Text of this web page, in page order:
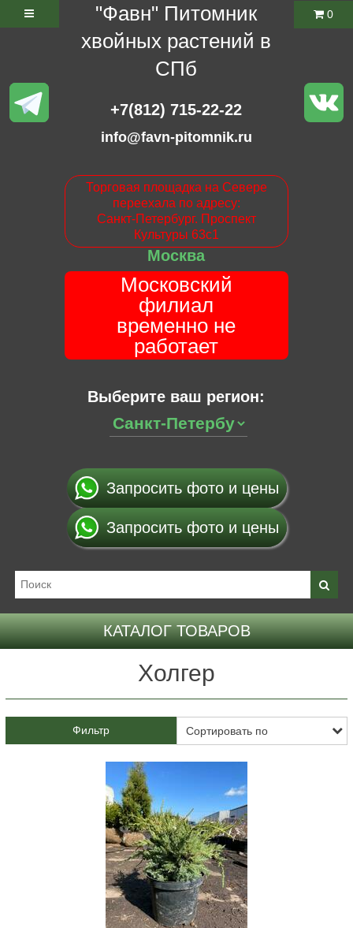
"Фавн" Питомник
хвойных растений в
СПб
+7(812) 715-22-22
info@favn-pitomnik.ru
Торговая площадка на Севере
переехала по адресу:
Санкт-Петербург. Проспект
Культуры 63с1
Москва
Московский
филиал
временно не
работает
Выберите ваш регион:
0
Запросить фото и цены
Запросить фото и цены
КАТАЛОГ ТОВАРОВ
Холгер
Фильтр